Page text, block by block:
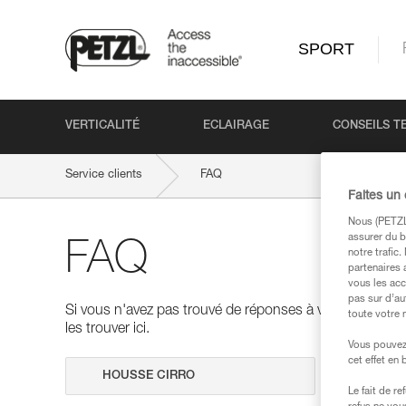
SPORT
VERTICALITÉ ECLAIRAGE CONSEILS
Service clients FAQ
FAQ
Si vous n'avez pas trouvé de réponses à vos
les trouver ici.
Faites un
Nous
assurer du
notre trafic.
partenaires
vous les
pas sur
toute votre
Vous
cet effet en
Le fait de